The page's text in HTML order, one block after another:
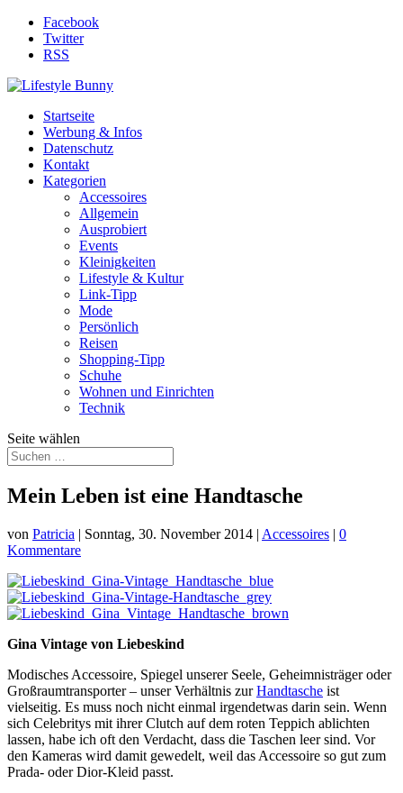
Facebook
Twitter
RSS
Startseite
Werbung & Infos
Datenschutz
Kontakt
Kategorien
Accessoires
Allgemein
Ausprobiert
Events
Kleinigkeiten
Lifestyle & Kultur
Link-Tipp
Mode
Persönlich
Reisen
Shopping-Tipp
Schuhe
Wohnen und Einrichten
Technik
Seite wählen
Mein Leben ist eine Handtasche
von Patricia | Sonntag, 30. November 2014 | Accessoires | 0
Kommentare
Gina Vintage von Liebeskind
Modisches Accessoire, Spiegel unserer Seele, Geheimnisträger oder
Großraumtransporter – unser Verhältnis zurHandtasche ist
vielseitig. Es muss noch nicht einmal irgendetwas darin sein. Wenn
sich Celebritys mit ihrer Clutch auf dem roten Teppich ablichten
lassen, habe ich oft den Verdacht, dass die Taschen leer sind. Vor
den Kameras wird damit gewedelt, weil das Accessoire so gut zum
Prada- oder Dior-Kleid passt.